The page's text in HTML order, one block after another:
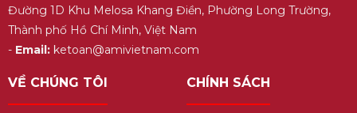
Đường 1D Khu Melosa Khang Điền, Phường Long Trường,
Thành phố Hồ Chí Minh, Việt Nam
- Email:ketoan@amivietnam.com
VỀ CHÚNG TÔI CHÍNH SÁCH